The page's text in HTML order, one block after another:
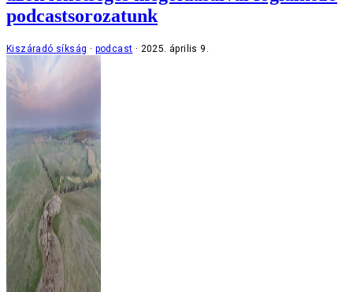
podcastsorozatunk
Kiszáradó síkság podcast 2025. április 9.